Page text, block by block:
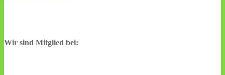
Wir sind Mitglied bei: